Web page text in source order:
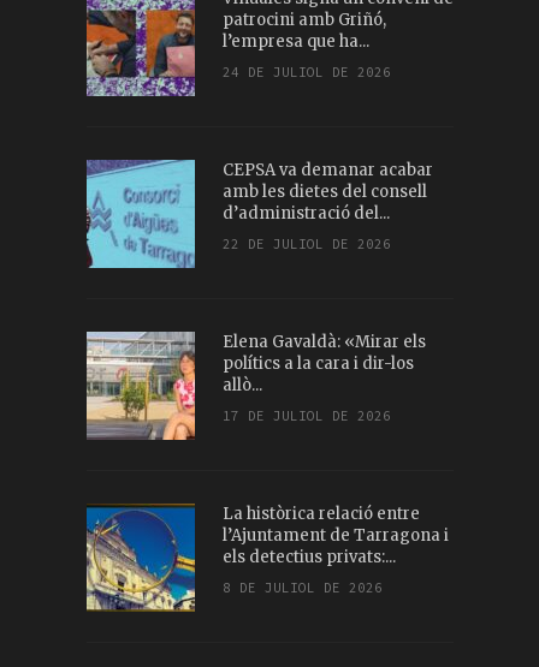
patrocini amb Griñó,
l’empresa que ha...
24 DE JULIOL DE 2026
CEPSA va demanar acabar
amb les dietes del consell
d’administració del...
22 DE JULIOL DE 2026
Elena Gavaldà: «Mirar els
polítics a la cara i dir-los
allò...
17 DE JULIOL DE 2026
La històrica relació entre
l’Ajuntament de Tarragona i
els detectius privats:...
8 DE JULIOL DE 2026